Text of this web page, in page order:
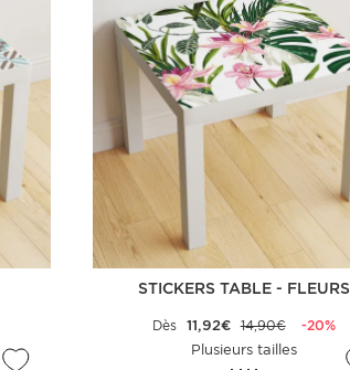
STICKERS TABLE - FLEURS
Dès 11,92€ 14,90€
-20%
Plusieurs tailles